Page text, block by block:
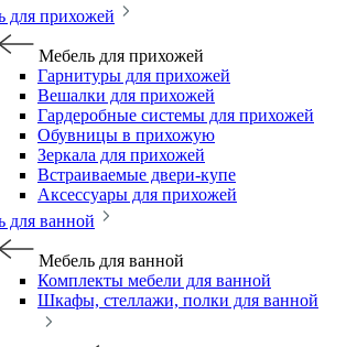
для прихожей
Мебель для прихожей
Гарнитуры для прихожей
Вешалки для прихожей
Гардеробные системы для прихожей
Обувницы в прихожую
Зеркала для прихожей
Встраиваемые двери-купе
Аксессуары для прихожей
для ванной
Мебель для ванной
Комплекты мебели для ванной
Шкафы, стеллажи, полки для ванной